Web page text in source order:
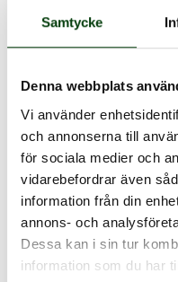
Samtycke
Denna webbplats
Vi använder
och annonserna till
för sociala medier och
vidarebefordrar även
information från din
annons- och
Dessa kan i sin tur
information som du har
underhållsprogram
utföra sina
varför de är viktiga,
En stor del av
verkstadsledningen.
de delar upp ansvaret,
och vilka nyckeltal de
att alla Nobinas
en gemensam struktur.